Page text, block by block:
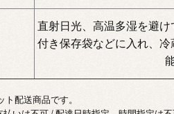
直射日光、高温多湿を避
付き保存袋などに入れ、
配送商品です。